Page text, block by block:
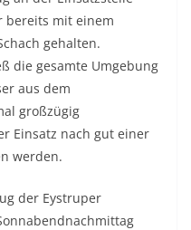
bereits mit einem
gehalten.
die gesamte Umgebung
aus dem
großzügig
Einsatz nach gut einer
werden.
der Eystruper